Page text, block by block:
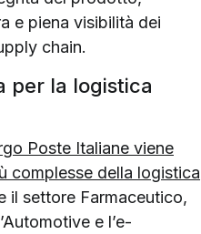
e piena visibilità dei
chain.
per la logistica
Poste Italiane viene
complesse della logistica
il settore Farmaceutico,
e l’e-